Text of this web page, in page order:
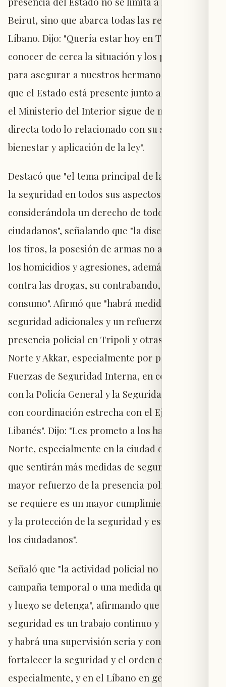
Beirut, sino que abarca todas las regiones del
Líbano. Dijo: "Quería estar hoy en Tripoli para
conocer de cerca la situación y los problemas, y
para asegurar a nuestros hermanos del Norte
que el Estado está presente junto a ellos, y que
el Ministerio del Interior sigue de manera
directa todo lo relacionado con su seguridad,
bienestar y aplicación de la ley".
Destacó que "el tema principal de la reunión es
la seguridad en todos sus aspectos,
considerándola un derecho de todos los
ciudadanos", señalando que "la discusión abarcó
los tiros, la posesión de armas no autorizadas,
los homicidios y agresiones, además de la lucha
contra las drogas, su contrabando, su venta y
consumo". Afirmó que "habrá medidas de
seguridad adicionales y un refuerzo de la
presencia policial en Tripoli y otras zonas del
Norte y Akkar, especialmente por parte de las
Fuerzas de Seguridad Interna, en colaboración
con la Policía General y la Seguridad del Estado,
con coordinación estrecha con el Ejército
Libanés". Dijo: "Les prometo a los habitantes del
Norte, especialmente en la ciudad de Tripoli,
que sentirán más medidas de seguridad y un
mayor refuerzo de la presencia policial. Lo que
se requiere es un mayor cumplimiento de la ley
y la protección de la seguridad y estabilidad de
los ciudadanos".
Señaló que "la actividad policial no será una
campaña temporal o una medida que dure días
y luego se detenga", afirmando que "la
seguridad es un trabajo continuo y permanente,
y habrá una supervisión seria y constante para
fortalecer la seguridad y el orden en el Norte,
especialmente, y en el Líbano en general".